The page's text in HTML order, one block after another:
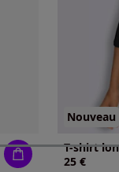
Nouveau
25 €